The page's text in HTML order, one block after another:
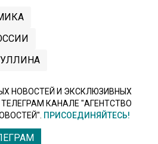
НОВОСТЕЙ И ЭКСКЛЮЗИВНЫХ
КАНАЛЕ "АГЕНТСТВО
ПРИСОЕДИНЯЙТЕСЬ!